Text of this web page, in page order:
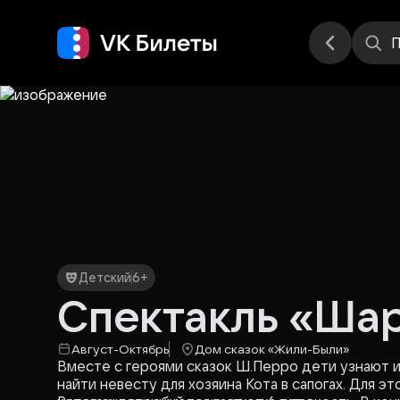
Детский6+
Спектакль
Август-Октябрь Дом сказок «‎Жили-Были»
Вместе с героями сказок Ш.Перро дети узнают
найти невесту для хозяина Кота в сапогах. Для